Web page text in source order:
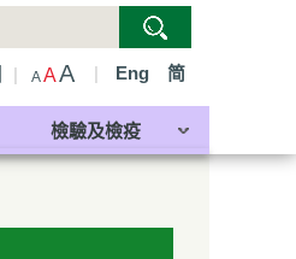
| AAA | Eng 简
檢驗及檢疫